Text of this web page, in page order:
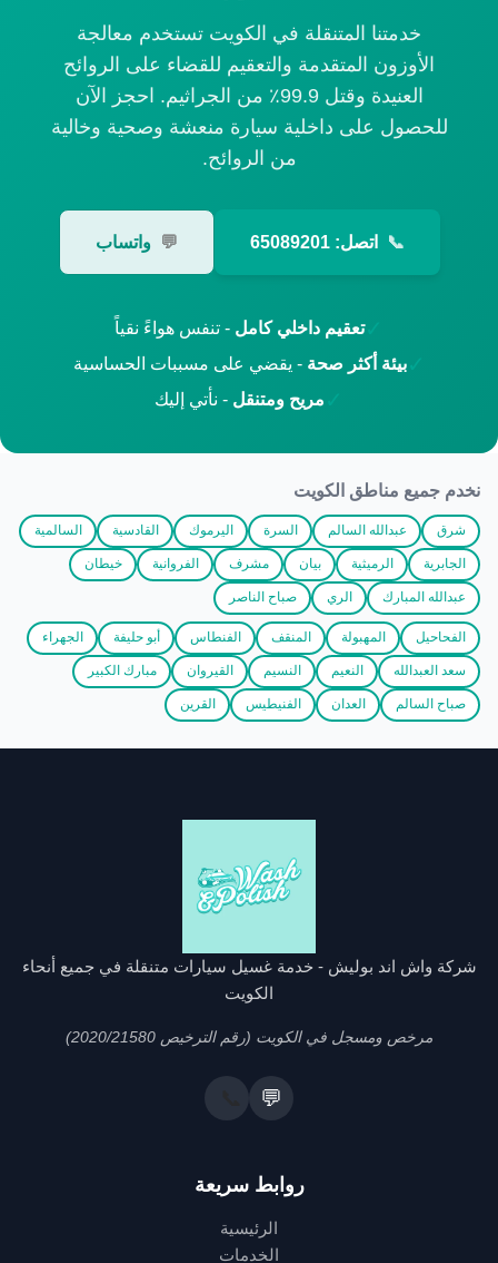
خدمتنا المتنقلة في الكويت تستخدم معالجة
الأوزون المتقدمة والتعقيم للقضاء على الروائح
العنيدة وقتل 99.9٪ من الجراثيم. احجز الآن
للحصول على داخلية سيارة منعشة وصحية وخالية
من الروائح.
📞 اتصل: 65089201 💬 واتساب
✓تعقيم داخلي كامل - تنفس هواءً نقياً
✓بيئة أكثر صحة - يقضي على مسببات الحساسية
مريح ومتنقل - نأتي إليك
نخدم جميع مناطق الكويت
شرق عبدالله السالم السرة اليرموك القادسية السالمية
الجابرية الرميثية بيان مشرف الفروانية خيطان
عبدالله المبارك الري صباح الناصر
الفحاحيل المهبولة المنقف الفنطاس أبو حليفة الجهراء
سعد العبدالله النعيم النسيم القيروان مبارك الكبير
صباح السالم العدان الفنيطيس القرين
شركة واش اند بوليش - خدمة غسيل سيارات متنقلة في جميع أنحاء
الكويت
مرخص ومسجل في الكويت (رقم الترخيص 2020/21580)
💬
روابط سريعة
الرئيسية
الخدمات